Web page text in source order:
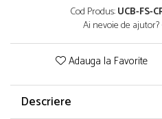
Cod Produs:UCB-FS-
Ai nevoie de ajutor?
Adauga la Favorite
Descriere